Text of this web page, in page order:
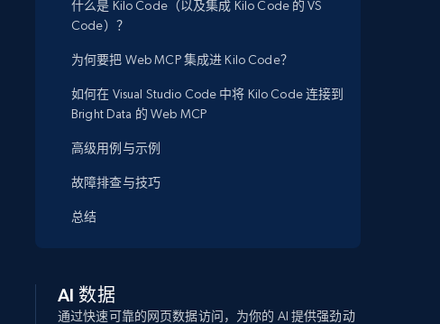
什么是 Kilo Code（以及集成 Kilo Code 的 VS
Code）？
为何要把 Web MCP 集成进 Kilo Code？
如何在 Visual Studio Code 中将 Kilo Code 连接到
Bright Data 的 Web MCP
高级用例与示例
故障排查与技巧
总结
AI 数据
通过快速可靠的网页数据访问，为你的 AI 提供强劲动